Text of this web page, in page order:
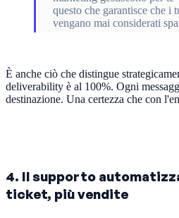
questo che garantisce che i
vengano mai considerati
È anche ciò che distingue
deliverability è al 100%. Ogni
destinazione. Una certezza che con
4. Il supporto
ticket, più vendite